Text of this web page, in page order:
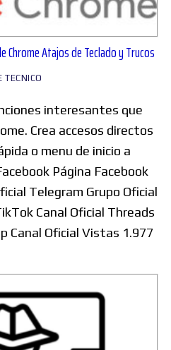
Chrome Atajos de Teclado y Trucos
TECNICO
interesantes que
Crea accesos directos
o menu de inicio a
Página Facebook
Telegram Grupo Oficial
Canal Oficial Threads
Canal Oficial Vistas 1.977